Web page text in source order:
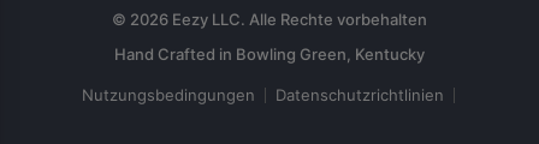
© 2026 Eezy LLC. Alle Rechte vorbehalten
Nutzungsbedingungen Datenschutzrichtlinien